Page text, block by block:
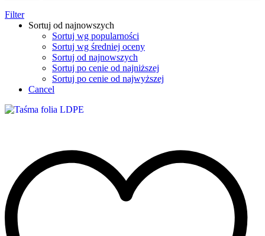
Filter
Sortuj od najnowszych
Sortuj wg popularności
Sortuj wg średniej oceny
Sortuj od najnowszych
Sortuj po cenie od najniższej
Sortuj po cenie od najwyższej
Cancel